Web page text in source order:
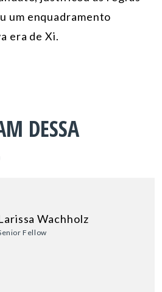
um enquadramento
era de Xi.
DESSA
Wachholz
Fellow